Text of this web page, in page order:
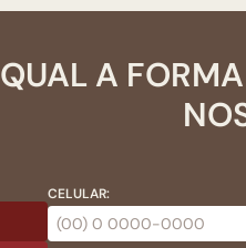
QUAL A
CELULAR: